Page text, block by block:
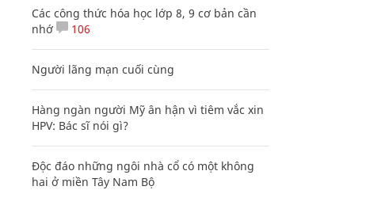
Các công thức hóa học lớp 8, 9 cơ bản cần
nhớ
106
Người lãng mạn cuối cùng
Hàng ngàn người Mỹ ân hận vì tiêm vắc xin
HPV: Bác sĩ nói gì?
Độc đáo những ngôi nhà cổ có một không
hai ở miền Tây Nam Bộ